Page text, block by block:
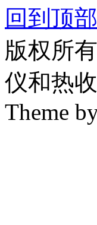
回到顶部
版权所
仪和热
Theme